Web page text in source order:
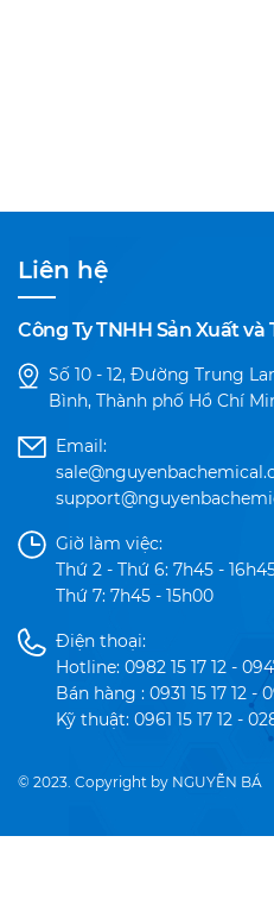
Liên hệ
Công Ty TNHH Sản Xuất
Số 10 - 12, Đường Trung
Bình, Thành phố Hồ Chí
Email:
Giờ làm việc:
Thứ 2 - Thứ 6: 7h45 -
Thứ 7: 7h45 - 15h00
Điện thoại:
Hotline: 0982 15 17 12 -
Bán hàng : 0931 15 17 12 -
Kỹ thuật: 0961 15 17 12 -
© 2023. Copyright by NGUYỄN BÁ